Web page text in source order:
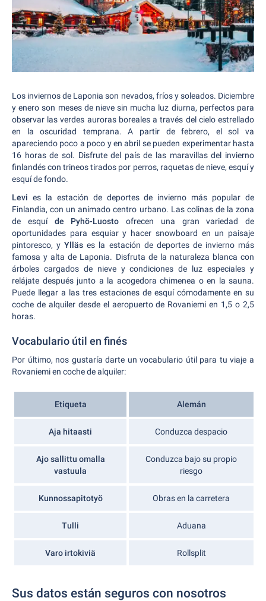
Los inviernos de Laponia son nevados, fríos y soleados. Diciembre
y enero son meses de nieve sin mucha luz diurna, perfectos para
observar las verdes auroras boreales a través del cielo estrellado
en la oscuridad temprana. A partir de febrero, el sol va
apareciendo poco a poco y en abril se pueden experimentar hasta
16 horas de sol. Disfrute del país de las maravillas del invierno
finlandés con trineos tirados por perros, raquetas de nieve, esquí y
esquí de fondo.
Levi es la estación de deportes de invierno más popular de
Finlandia, con un animado centro urbano. Las colinas de la zona
de esquí de Pyhö-Luosto ofrecen una gran variedad de
oportunidades para esquiar y hacer snowboard en un paisaje
pintoresco, yYlläs es la estación de deportes de invierno más
famosa y alta de Laponia. Disfruta de la naturaleza blanca con
árboles cargados de nieve y condiciones de luz especiales y
relájate después junto a la acogedora chimenea o en la sauna.
Puede llegar a las tres estaciones de esquí cómodamente en su
coche de alquiler desde el aeropuerto de Rovaniemi en 1,5 o 2,5
horas.
Vocabulario útil en finés
Por último, nos gustaría darte un vocabulario útil para tu viaje a
Rovaniemi en coche de alquiler:
Etiqueta Alemán
Aja hitaasti Conduzca despacio
Ajo sallittu omalla
vastuula
Conduzca bajo su propio
riesgo
Kunnossapitotyö Obras en la carretera
Tulli Aduana
Varo irtokiviä Rollsplit
Sus datos están seguros con nosotros